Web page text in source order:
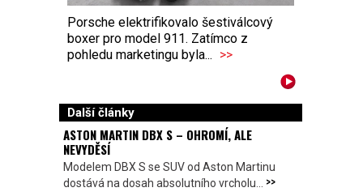
Porsche elektrifikovalo šestiválcový
boxer pro model 911. Zatímco z
pohledu marketingu byla... >>
Další články
ASTON MARTIN DBX S – OHROMÍ, ALE
NEVYDĚSÍ
Modelem DBX S se SUV od Aston Martinu
dostává na dosah absolutního vrcholu... >>